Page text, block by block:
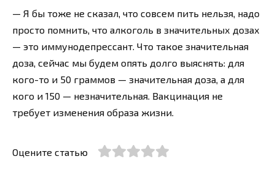
— Я бы тоже не сказал, что совсем пить нельзя, надо
просто помнить, что алкоголь в значительных дозах
— это иммунодепрессант. Что такое значительная
доза, сейчас мы будем опять долго выяснять: для
кого-то и 50 граммов — значительная доза, а для
кого и 150 — незначительная. Вакцинация не
требует изменения образа жизни.
Оцените статью